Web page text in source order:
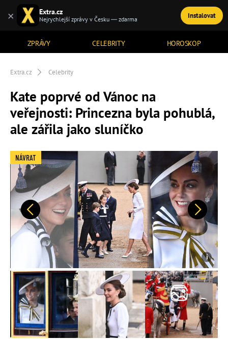
ZPRÁVY CELEBRITY HOROSKOP
TÉMATA
Extra.cz Celebrity
Kate poprvé od Vánoc na
veřejnosti: Princezna byla pohublá,
ale zářila jako sluníčko
Předchozí Další
NÁVRAT
× Extra.cz
Nejrychlejší zprávy v Česku — zdarma Instalovat